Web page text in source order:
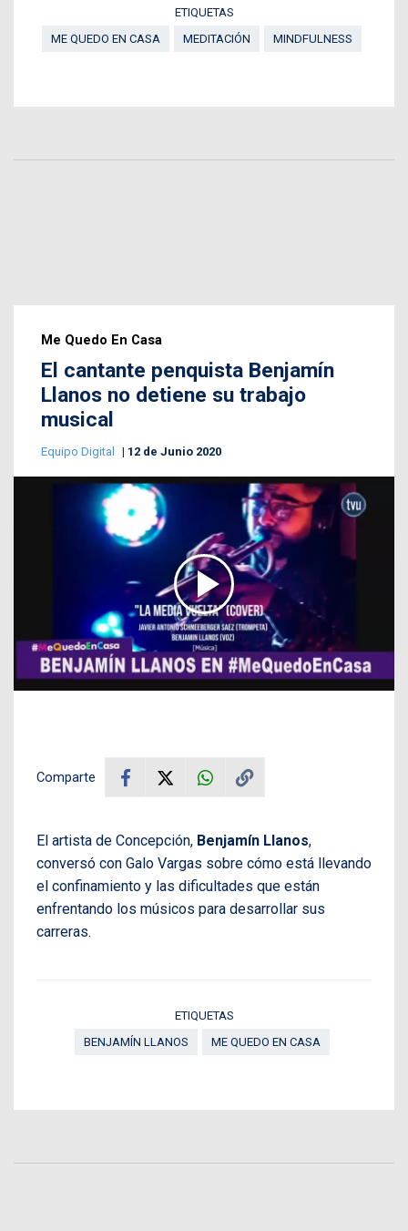
ETIQUETAS
ME QUEDO EN CASA
MEDITACIÓN MINDFULNESS
Me Quedo En Casa
El cantante penquista Benjamín
Llanos no detiene su trabajo
musical
Equipo Digital 12 de Junio 2020
Comparte
El artista de Concepción, Benjamín Llanos,
conversó con Galo Vargas sobre cómo está llevando
el confinamiento y las dificultades que están
enfrentando los músicos para desarrollar sus
carreras.
ETIQUETAS
BENJAMÍN LLANOS
ME QUEDO EN CASA